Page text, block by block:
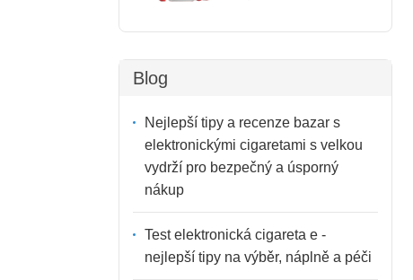
Blog
Nejlepší tipy a recenze bazar s
elektronickými cigaretami s velkou
vydrží pro bezpečný a úsporný
nákup
Test elektronická cigareta e -
nejlepší tipy na výběr, náplně a péči